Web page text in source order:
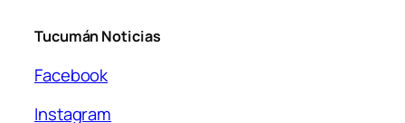
Tucumán Noticias
Facebook
Instagram